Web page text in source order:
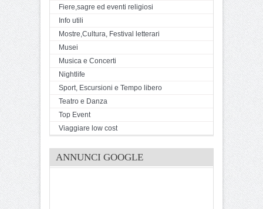
Fiere,sagre ed eventi religiosi
Info utili
Mostre,Cultura, Festival letterari
Musei
Musica e Concerti
Nightlife
Sport, Escursioni e Tempo libero
Teatro e Danza
Top Event
Viaggiare low cost
ANNUNCI GOOGLE